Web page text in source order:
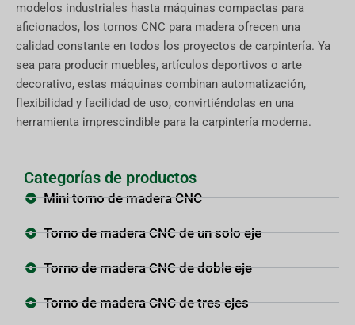
modelos industriales hasta máquinas compactas para
aficionados, los tornos CNC para madera ofrecen una
calidad constante en todos los proyectos de carpintería. Ya
sea para producir muebles, artículos deportivos o arte
decorativo, estas máquinas combinan automatización,
flexibilidad y facilidad de uso, convirtiéndolas en una
herramienta imprescindible para la carpintería moderna.
Categorías de productos
Mini torno de madera CNC
Torno de madera CNC de un solo eje
Torno de madera CNC de doble eje
Torno de madera CNC de tres ejes